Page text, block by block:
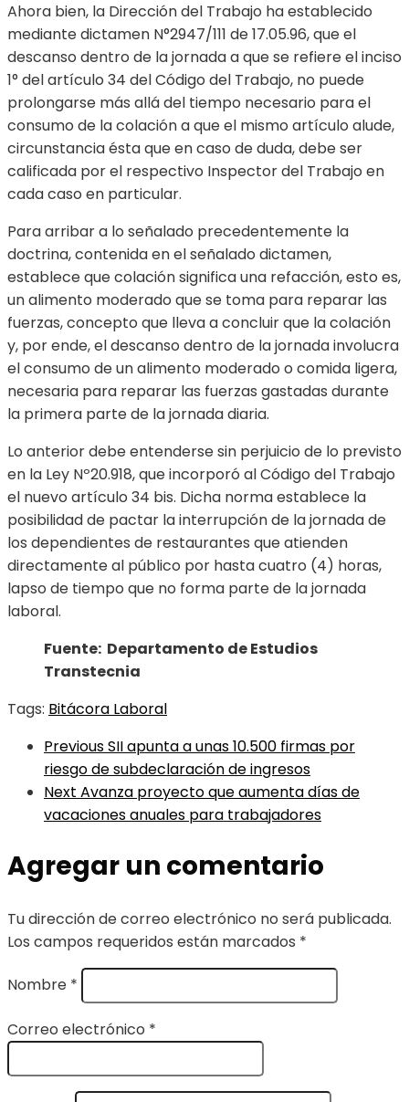
Ahora bien, la Dirección del Trabajo ha establecido
mediante dictamen N°2947/111 de 17.05.96, que el
descanso dentro de la jornada a que se refiere el inciso
1° del artículo 34 del Código del Trabajo, no puede
prolongarse más allá del tiempo necesario para el
consumo de la colación a que el mismo artículo alude,
circunstancia ésta que en caso de duda, debe ser
calificada por el respectivo Inspector del Trabajo en
cada caso en particular.
Para arribar a lo señalado precedentemente la
doctrina, contenida en el señalado dictamen,
establece que colación significa una refacción, esto es,
un alimento moderado que se toma para reparar las
fuerzas, concepto que lleva a concluir que la colación
y, por ende, el descanso dentro de la jornada involucra
el consumo de un alimento moderado o comida ligera,
necesaria para reparar las fuerzas gastadas durante
la primera parte de la jornada diaria.
Lo anterior debe entenderse sin perjuicio de lo previsto
en la Ley Nº20.918, que incorporó al Código del Trabajo
el nuevo artículo 34 bis. Dicha norma establece la
posibilidad de pactar la interrupción de la jornada de
los dependientes de restaurantes que atienden
directamente al público por hasta cuatro (4) horas,
lapso de tiempo que no forma parte de la jornada
laboral.
Fuente: Departamento de Estudios
Transtecnia
Tags: Bitácora Laboral
PreviousSII apunta a unas 10.500 firmas por
riesgo de subdeclaración de ingresos
Next Avanza proyecto que aumenta días de
vacaciones anuales para trabajadores
Agregar un comentario
Tu dirección de correo electrónico no será publicada.
Los campos requeridos están marcados *
Nombre *
Correo electrónico *